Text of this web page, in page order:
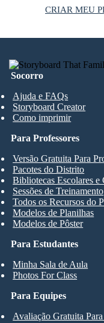
CRIAR MEU
Socorro
Ajuda e FAQs
Storyboard Creator
Como imprimir
Para Estudantes
Minha Sala de Aula
Photos For Class
Para Professores
Versão Gratuita Para
Pacotes do Distrito
Bibliotecas Escolares e
Sessões de Treinamento
Todos os Recursos do
Modelos de Planilhas
Modelos de Pôster
Para Equipes
Avaliação Gratuita